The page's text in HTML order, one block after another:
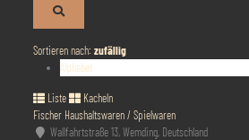
Sortieren nach: zufällig
Alphabet
Liste
Kacheln
Fischer Haushaltswaren / Spielwaren
Wallfahrtstraße 13, Wemding, Deutschland